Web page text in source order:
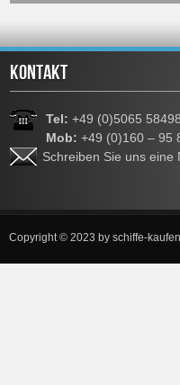
KONTAKT
Tel: +49 (0)5065
Mob: +49 (0)160 – 95
Schreiben Sie uns eine
Copyright © 2023 by schiffe-